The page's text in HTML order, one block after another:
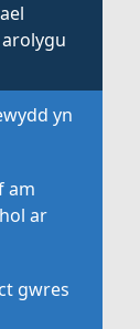
yn
am
ar
gwres